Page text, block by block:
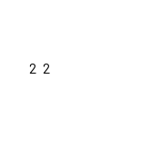
2 2